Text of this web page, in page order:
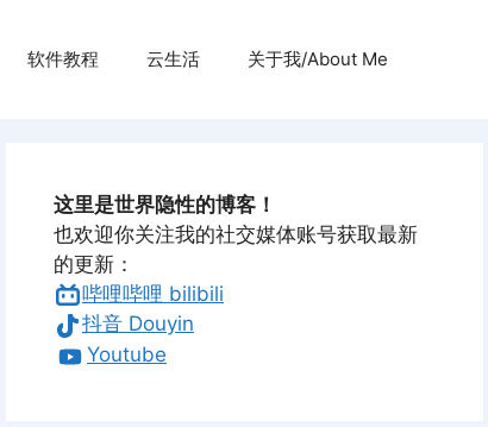
软件教程 云生活 关于我/About Me
这里是世界隐性的博客！
也欢迎你关注我的社交媒体账号获取最新
的更新：
哔哩哔哩 bilibili
抖音 Douyin
Youtube